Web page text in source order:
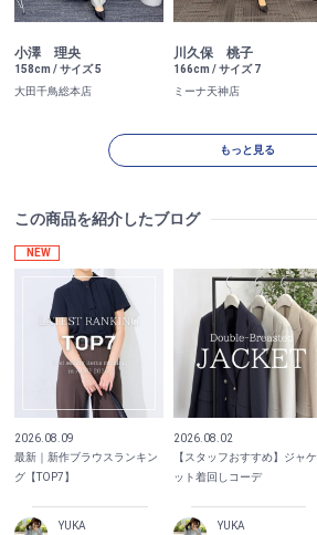
小澤 理央
158cm / サイズ 5
大田千鳥総本店
川久保 桃子
166cm / サイズ 7
ミーナ天神店
もっと見る
この商品を紹介したブログ
NEW
2026.08.09
最新｜新作ブラウスランキン
グ【TOP7】
YUKA
2026.08.02
【スタッフおすすめ】ジャケ
ット着回しコーデ
YUKA